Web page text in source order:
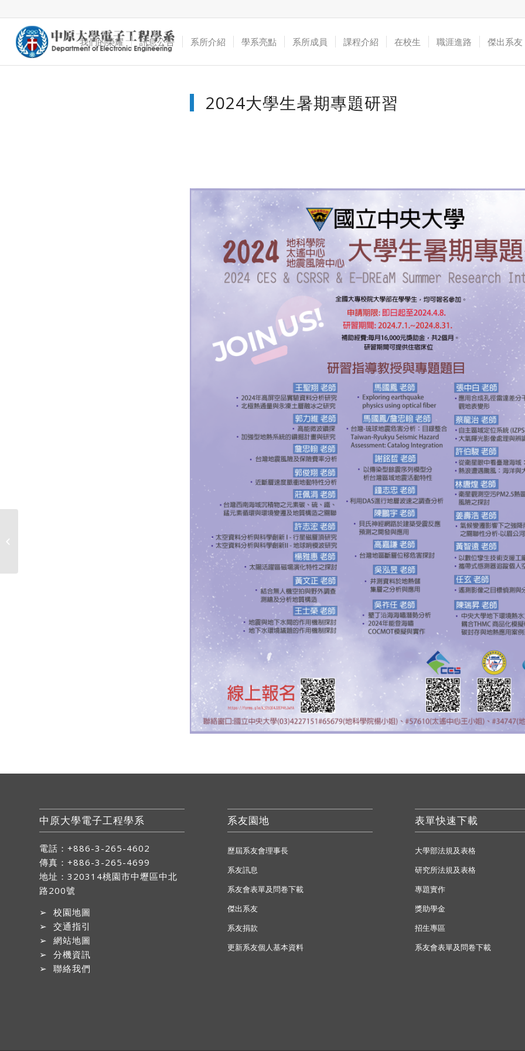
我們的榮耀 訊息公告 系所介紹 學系亮點 系所成員 課程介紹 在校生 職涯進路 傑出系友
2024大學生暑期專題研習
中原大學電子工程學系
電話：+886-3-265-4602
傳真：+886-3-265-4699
地址： 320314桃園市中壢區中北
路200號
➢ 校園地圖
➢ 交通指引
➢ 網站地圖
➢ 分機資訊
➢ 聯絡我們
系友園地
歷屆系友會理事長
系友訊息
系友會表單及問卷下載
傑出系友
系友捐款
更新系友個人基本資料
表單快速下載
大學部法規及表格
研究所法規及表格
專題實作
獎助學金
招生專區
系友會表單及問卷下載